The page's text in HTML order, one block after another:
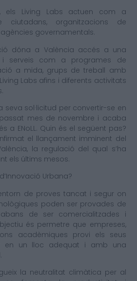
els Living Labs actuen com a
ciutadans, organitzacions de
governamentals.
dóna a València accés a una
i serveis com a programes de
a mida, grups de treball amb
Labs afins i diferents activitats
seva sol·licitud per convertir-se en
mes de novembre i acaba
a ENoLL. Quin és el següent pas?
el llançament imminent del
la regulació del qual s’ha
els últims mesos.
Urbana?
de proves tancat i segur on
poden ser provades de
de ser comercialitzades i
és permetre que empreses,
acadèmiques provi els seus
en un lloc adequat i amb una
la neutralitat climàtica per al